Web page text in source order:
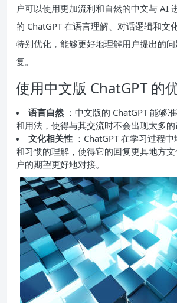
户可以使用更加流利和自然的中文与 AI
的 ChatGPT 在语言理解、对话逻辑和文
特别优化，能够更好地理解用户提出的
复。
使用中文版 ChatGPT 的
语言自然 ：中文版的 ChatGPT 能够
和用法，使得与其交流时不会出现太多的
文化相关性 ：ChatGPT 在学习过程
和习惯的理解，使得它的回复更具地方
户的期望更好地对接。